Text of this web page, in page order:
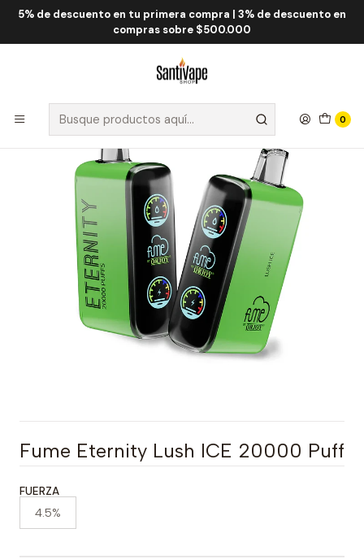
5% de descuento en tu primera compra | 3% de descuento en
compras sobre $500.000
0
Inicio Fume QRJOY Fume Eternity 20.000 Puff
Fume Eternity Lush ICE 20000 Puff
Fume Eternity Lush ICE 20000 Puff
FUERZA
4.5%